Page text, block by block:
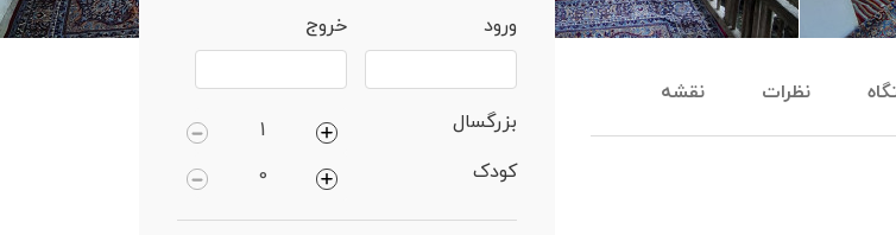
نظرات نقشه
ورود خروج
بزرگسال
کودک